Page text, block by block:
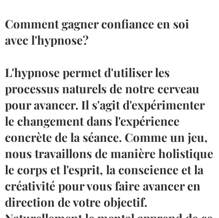
Comment gagner confiance en soi
avec l'hypnose?
L'hypnose permet d'utiliser les
processus naturels de notre cerveau
pour avancer. Il s'agit d'expérimenter
le changement dans l'expérience
concrète de la séance. Comme un jeu,
nous travaillons de manière holistique
le corps et l'esprit, la conscience et la
créativité pour vous faire avancer en
direction de votre objectif.